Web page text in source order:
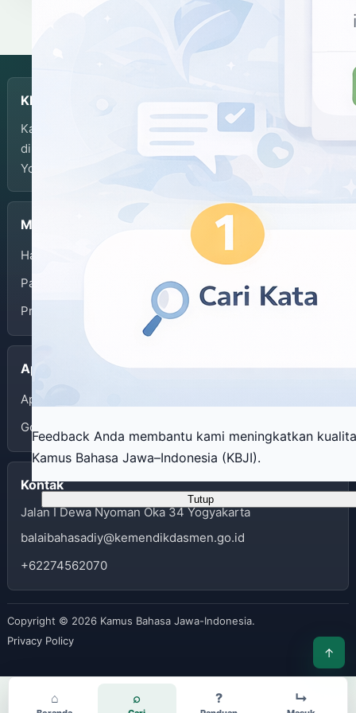
Feedback Anda membantu kami meningkatkan
Kamus Bahasa Jawa–Indonesia (KBJI).
Tutup
KBJI
Kamus Bahasa Jawa-Indonesia dikembangkan dan
dikelola oleh Balai Bahasa Provinsi Daerah Istimewa
Yogyakarta.
Menu
Halaman Depan
Panduan Penggunaan
Privacy Policy
Aplikasi
App Store
Google Play
Kontak
Jalan I Dewa Nyoman Oka 34 Yogyakarta
balaibahasadiy@kemendikdasmen.go.id
+62274562070
Copyright © 2026 Kamus Bahasa Jawa-Indonesia.
Privacy Policy
⌂ ⌕ ? ↳
↑